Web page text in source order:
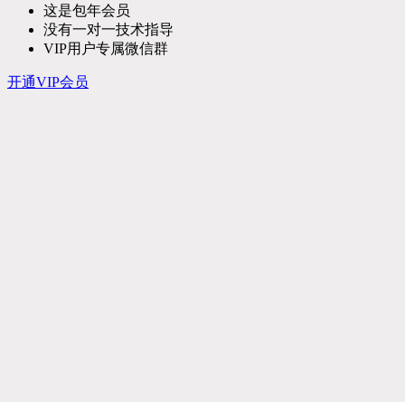
这是包年会员
没有一对一技术指导
VIP用户专属微信群
开通VIP会员